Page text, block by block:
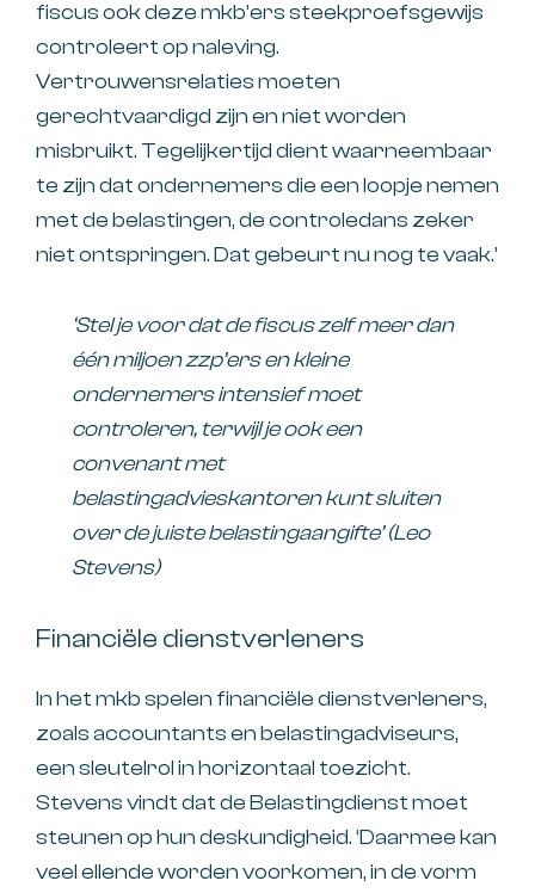
fiscus ook deze mkb’ers steekproefsgewijs
controleert op naleving.
Vertrouwensrelaties moeten
gerechtvaardigd zijn en niet worden
misbruikt. Tegelijkertijd dient waarneembaar
te zijn dat ondernemers die een loopje nemen
met de belastingen, de controledans zeker
niet ontspringen. Dat gebeurt nu nog te vaak.’
‘Stel je voor dat de fiscus zelf meer dan
één miljoen zzp’ers en kleine
ondernemers intensief moet
controleren, terwijl je ook een
convenant met
belastingadvieskantoren kunt sluiten
over de juiste belastingaangifte’ (Leo
Stevens)
Financiële dienstverleners
In het mkb spelen financiële dienstverleners,
zoals accountants en belastingadviseurs,
een sleutelrol in horizontaal toezicht.
Stevens vindt dat de Belastingdienst moet
steunen op hun deskundigheid. ‘Daarmee kan
veel ellende worden voorkomen, in de vorm